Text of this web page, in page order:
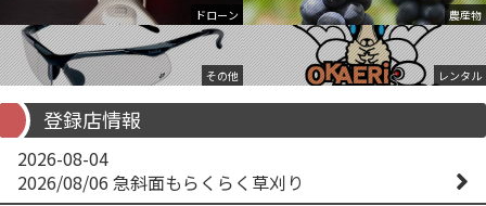
ドローン 農産物
その他 レンタル
登録店情報
2026-08-04
2026/08/06 急斜面もらくらく草刈り